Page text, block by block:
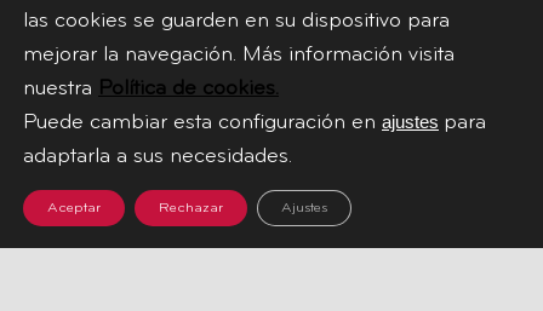
las cookies se guarden en su dispositivo para
mejorar la navegación. Más información visita
nuestra Política de cookies.
Puede cambiar esta configuración en ajustes para
adaptarla a sus necesidades.
Aceptar Rechazar Ajustes